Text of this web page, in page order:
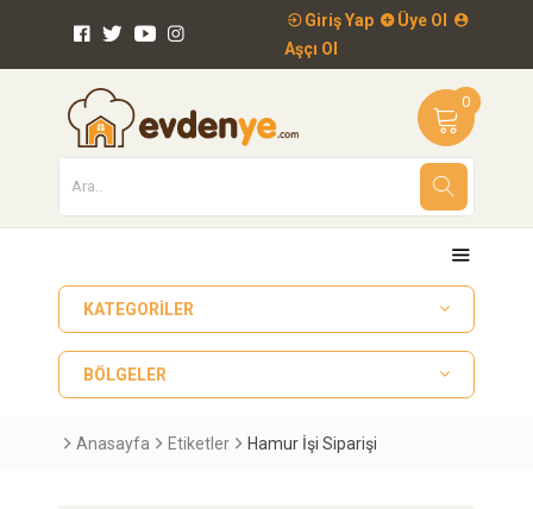
Giriş Yap
Üye Ol
Aşçı Ol
0
KATEGORILER
BÖLGELER
Anasayfa Etiketler Hamur İşi Siparişi